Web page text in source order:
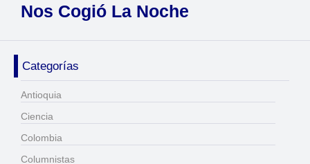
Nos Cogió La Noche
Categorías
Antioquia
Ciencia
Colombia
Columnistas